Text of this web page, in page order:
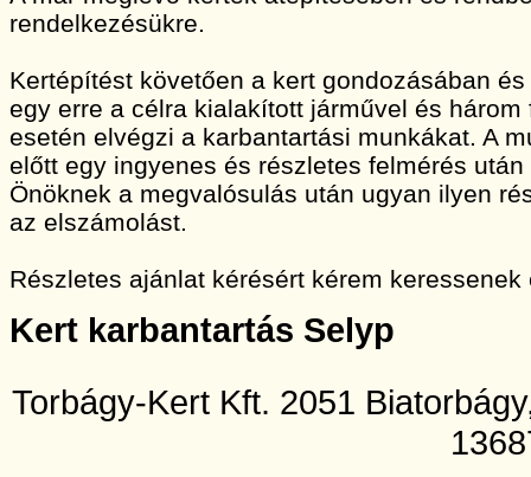
rendelkezésükre.
Kertépítést követően a kert gondozásában
egy erre a célra kialakított járművel és
esetén elvégzi a karbantartási munkákat. A
előtt egy ingyenes és részletes felmérés
Önöknek a megvalósulás után ugyan ilyen
az elszámolást.
Részletes ajánlat kérésért kérem
Kert karbantartás Selyp
Torbágy-Kert Kft. 2051